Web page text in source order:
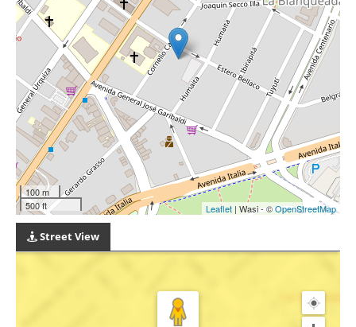
100 m
500 ft
Leaflet | Wasi - ©OpenStreetMap
Street View